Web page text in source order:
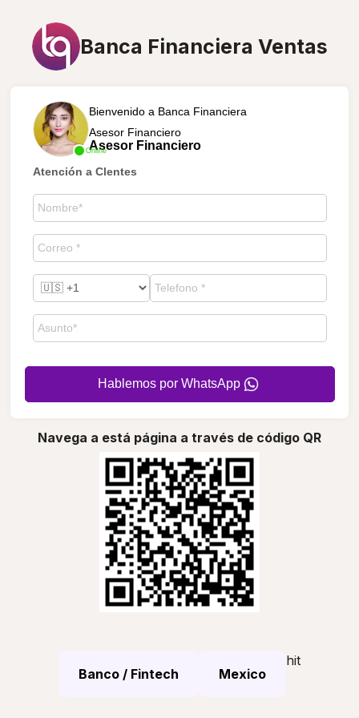
Banca Financiera Ventas
Online
Bienvenido a Banca Financiera
Asesor Financiero
Asesor Financiero
Atención a Clentes
Hablemos por WhatsApp
Navega a está página a través de código QR
Banco / Fintech Mexico
hit